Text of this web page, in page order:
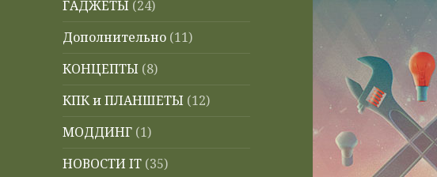
ГАДЖЕТЫ (24)
Дополнительно (11)
КОНЦЕПТЫ (8)
КПК и ПЛАНШЕТЫ (12)
МОДДИНГ (1)
НОВОСТИ IT (35)